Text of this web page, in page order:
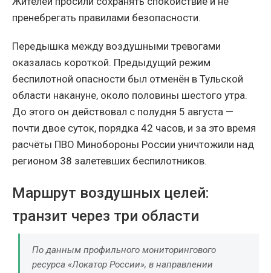
пренебрегать правилами безопасности.
Передышка между воздушными тревогами
оказалась короткой. Предыдущий режим
беспилотной опасности был отменён в Тульской
области накануне, около половины шестого утра.
До этого он действовал с полудня 5 августа —
почти двое суток, порядка 42 часов, и за это время
расчёты ПВО Минобороны России уничтожили над
регионом 38 залетевших беспилотников.
Маршрут воздушных целей:
транзит через три области
По данным профильного мониторингового
ресурса «Локатор России», в направлении